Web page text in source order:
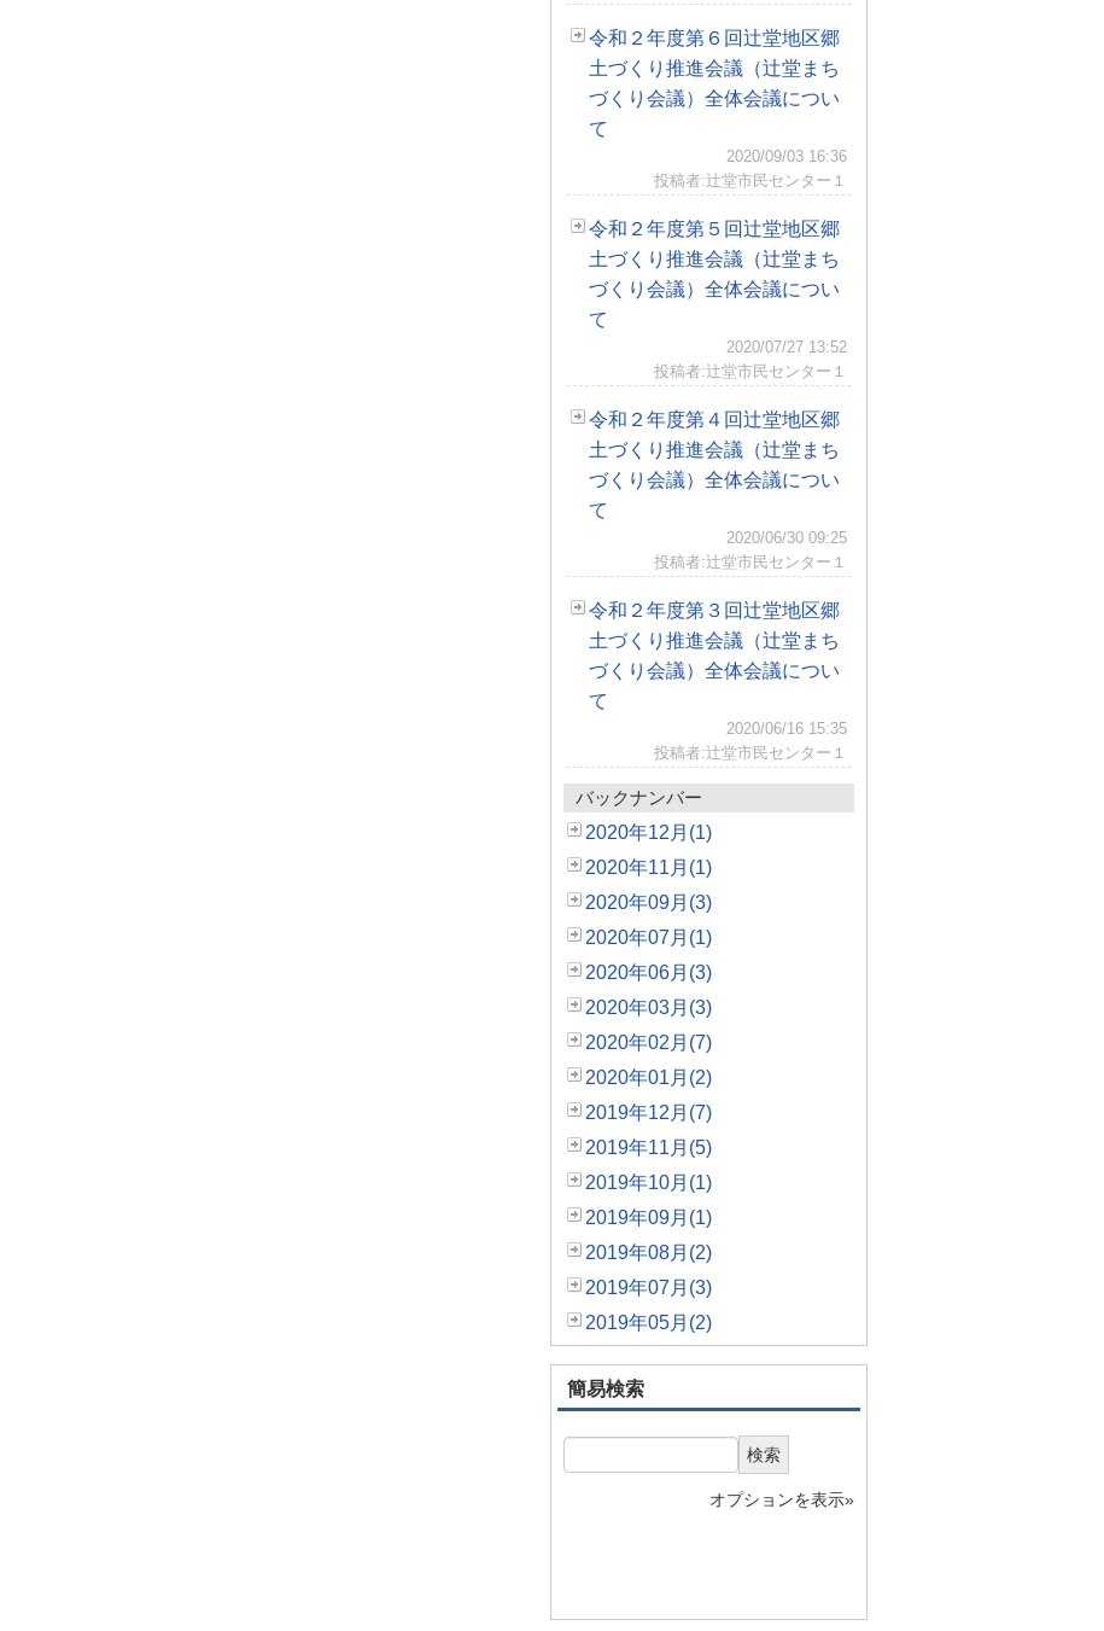
令和２年度第６回辻堂地区郷
土づくり推進会議（辻堂まち
づくり会議）全体会議につい
て
2020/09/03 16:36
投稿者:辻堂市民センター１
令和２年度第５回辻堂地区郷
土づくり推進会議（辻堂まち
づくり会議）全体会議につい
て
2020/07/27 13:52
投稿者:辻堂市民センター１
令和２年度第４回辻堂地区郷
土づくり推進会議（辻堂まち
づくり会議）全体会議につい
て
2020/06/30 09:25
投稿者:辻堂市民センター１
令和２年度第３回辻堂地区郷
土づくり推進会議（辻堂まち
づくり会議）全体会議につい
て
2020/06/16 15:35
投稿者:辻堂市民センター１
バックナンバー
2020年12月(1)
2020年11月(1)
2020年09月(3)
2020年07月(1)
2020年06月(3)
2020年03月(3)
2020年02月(7)
2020年01月(2)
2019年12月(7)
2019年11月(5)
2019年10月(1)
2019年09月(1)
2019年08月(2)
2019年07月(3)
2019年05月(2)
簡易検索
検索
オプションを表示»